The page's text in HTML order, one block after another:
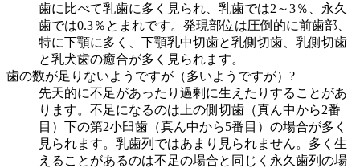
歯に比べて乳歯に多く見られ、乳歯では2～3％、永久
歯では0.3％とまれです。発現部位は圧倒的に前歯部、
特に下顎に多く、下顎乳中切歯と乳側切歯、乳側切歯
と乳犬歯の癒合が多く見られます。
歯の数が足りないようですが（多いようですが）?
先天的に不足があったり過剰に生えたりすることがあ
ります。不足になるのは上の側切歯（真ん中から2番
目）下の第2小臼歯（真ん中から5番目）の場合が多く
見られます。乳歯列ではあまり見られません。多く生
えることがあるのは不足の場合と同じく永久歯列の場